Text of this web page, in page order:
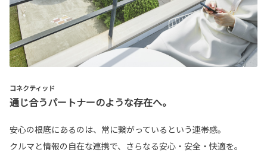
コネクティッド
通じ合うパートナーのような存在へ。
安心の根底にあるのは、常に繋がっているという連帯感。
クルマと情報の自在な連携で、さらなる安心・安全・快適を。